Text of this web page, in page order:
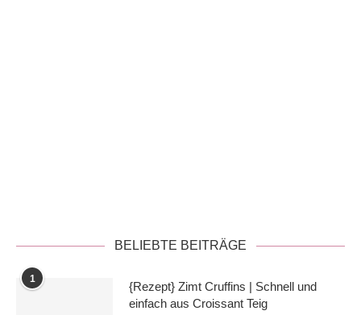
BELIEBTE BEITRÄGE
1
{Rezept} Zimt Cruffins | Schnell und
einfach aus Croissant Teig